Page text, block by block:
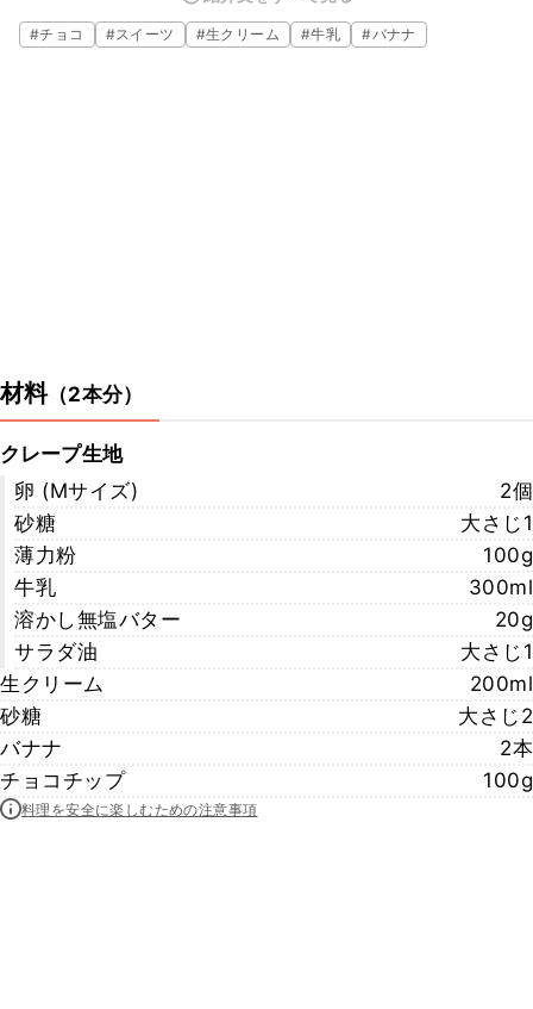
で、この機会にぜひ作ってみてくださいね。
#チョコ #スイーツ #生クリーム #牛乳 #バナナ
材料（2本分）
クレープ生地
卵 (Mサイズ)
2個
砂糖
大さじ1
薄力粉
100g
牛乳
300ml
溶かし無塩バター
20g
サラダ油
大さじ1
生クリーム
200ml
砂糖
大さじ2
バナナ
2本
チョコチップ
100g
料理を安全に楽しむための注意事項